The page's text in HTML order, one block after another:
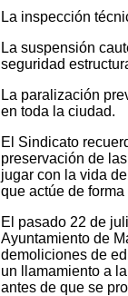
La inspección
La suspensión
seguridad
La paralización
en toda la ciudad.
El Sindicato
preservación de
jugar con la vida
que actúe de
El pasado 22 de
Ayuntamiento de
demoliciones de
un llamamiento a
antes de que se